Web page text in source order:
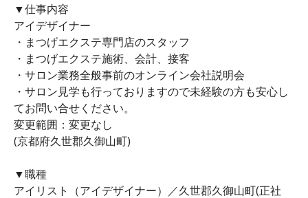
▼仕事内容
アイデザイナー
・まつげエクステ専門店のスタッフ
・まつげエクステ施術、会計、接客
・サロン業務全般事前のオンライン会社説明会
・サロン見学も行っておりますので未経験の方も安心し
てお問い合せください。
変更範囲：変更なし
(京都府久世郡久御山町)
▼職種
アイリスト（アイデザイナー）／久世郡久御山町(正社